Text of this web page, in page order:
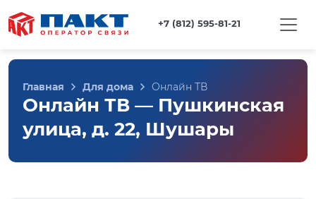
+7 (812) 595-81-21
Главная Для дома Онлайн ТВ
Онлайн ТВ — Пушкинская
улица, д. 22, Шушары